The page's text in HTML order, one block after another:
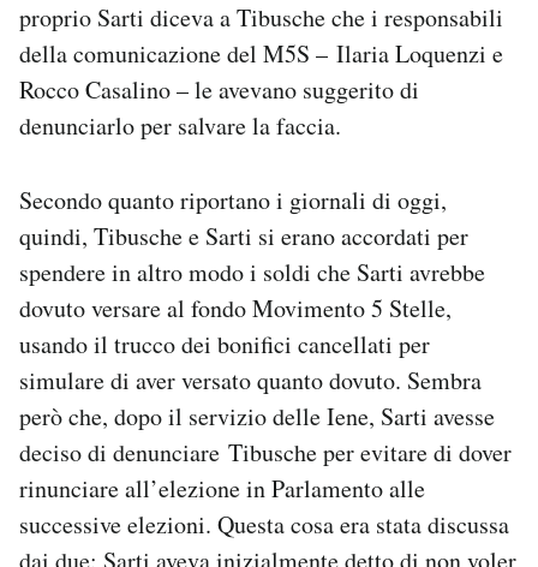
proprio Sarti diceva a Tibusche che i responsabili
della comunicazione del M5S – Ilaria Loquenzi e
Rocco Casalino – le avevano suggerito di
denunciarlo per salvare la faccia.
Secondo quanto riportano i giornali di oggi,
quindi, Tibusche e Sarti si erano accordati per
spendere in altro modo i soldi che Sarti avrebbe
dovuto versare al fondo Movimento 5 Stelle,
usando il trucco dei bonifici cancellati per
simulare di aver versato quanto dovuto. Sembra
però che, dopo il servizio delle Iene, Sarti avesse
deciso di denunciare Tibusche per evitare di dover
rinunciare all’elezione in Parlamento alle
successive elezioni. Questa cosa era stata discussa